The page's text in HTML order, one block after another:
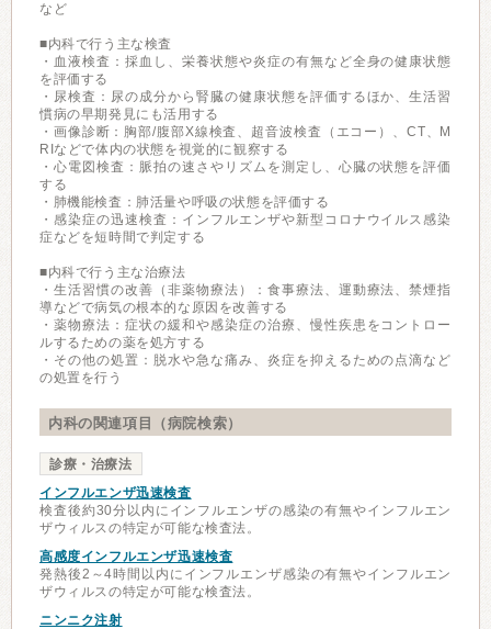
など
■内科で行う主な検査
・血液検査：採血し、栄養状態や炎症の有無など全身の健康状態
を評価する
・尿検査：尿の成分から腎臓の健康状態を評価するほか、生活習
慣病の早期発見にも活用する
・画像診断：胸部/腹部X線検査、超音波検査（エコー）、CT、M
RIなどで体内の状態を視覚的に観察する
・心電図検査：脈拍の速さやリズムを測定し、心臓の状態を評価
する
・肺機能検査：肺活量や呼吸の状態を評価する
・感染症の迅速検査：インフルエンザや新型コロナウイルス感染
症などを短時間で判定する
■内科で行う主な治療法
・生活習慣の改善（非薬物療法）：食事療法、運動療法、禁煙指
導などで病気の根本的な原因を改善する
・薬物療法：症状の緩和や感染症の治療、慢性疾患をコントロー
ルするための薬を処方する
・その他の処置：脱水や急な痛み、炎症を抑えるための点滴など
の処置を行う
内科の関連項目（病院検索）
診療・治療法
インフルエンザ迅速検査
検査後約30分以内にインフルエンザの感染の有無やインフルエン
ザウィルスの特定が可能な検査法。
高感度インフルエンザ迅速検査
発熱後2～4時間以内にインフルエンザ感染の有無やインフルエン
ザウィルスの特定が可能な検査法。
ニンニク注射